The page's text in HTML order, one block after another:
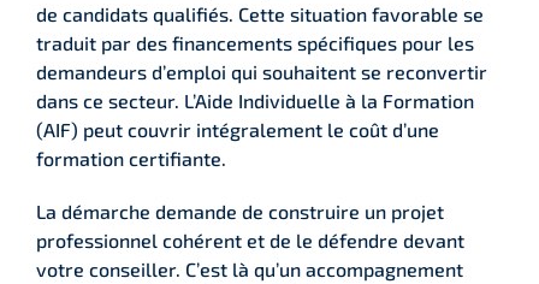
de candidats qualifiés. Cette situation favorable se
traduit par des financements spécifiques pour les
demandeurs d’emploi qui souhaitent se reconvertir
dans ce secteur. L’Aide Individuelle à la Formation
(AIF) peut couvrir intégralement le coût d’une
formation certifiante.
La démarche demande de construire un projet
professionnel cohérent et de le défendre devant
votre conseiller. C’est là qu’un accompagnement